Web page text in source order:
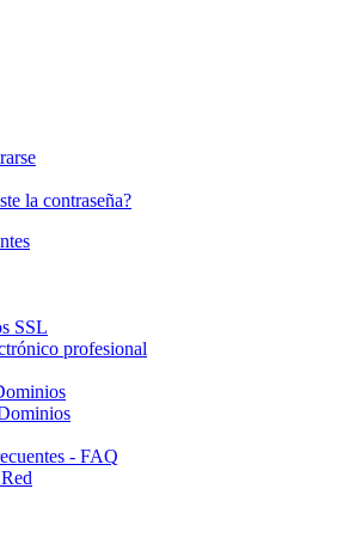
la contraseña?
SSL
profesional
- FAQ